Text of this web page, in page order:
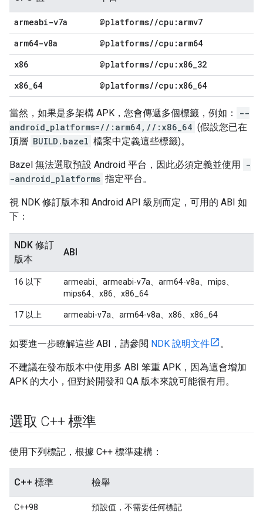
armeabi-v7a @platforms//cpu:armv7
arm64-v8a
@platforms//cpu:arm64
x86
@platforms//cpu:x86 32
x86 64 @platforms//cpu:x86 64
當然，如果是多架構 APK，您會傳遞多個標籤，例如：
--
android_platforms=//:arm64,//:x86_64 (假設您已在
頂層 BUILD.bazel 檔案中定義這些標籤)。
Bazel 無法選取預設 Android 平台，因此必須定義並使用 -
-android_platforms 指定平台。
視 NDK 修訂版本和 Android API 級別而定，可用的 ABI 如
下：
NDK 修訂
版本
ABI
16 以下
armeabi、armeabi-v7a、arm64-v8a、mips、
mips64、x86、x86_64
17 以上 armeabi-v7a、arm64-v8a、x86、x86_64
如要進一步瞭解這些 ABI，請參閱 NDK 說明文件 。
不建議在發布版本中使用多 ABI 笨重 APK，因為這會增加
APK 的大小，但對於開發和 QA 版本來說可能很有用。
選取 C++ 標準
使用下列標記，根據 C++ 標準建構：
C++ 標準 檢舉
C++98 預設值，不需要任何標記